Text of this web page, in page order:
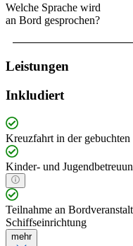
Welche Sprache wird
an Bord gesprochen?
Leistungen
Inkludiert
Kreuzfahrt in der
Kinder- und
Teilnahme an
Schiffseinrichtung
mehr